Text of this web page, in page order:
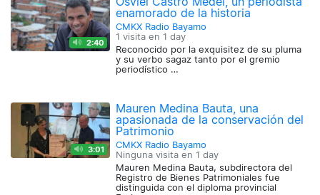
2:40
enamorado de la historia
CMKX Radio Bayamo
1 visita en 1 day
Reconocido por la exquisitez de su pluma
y su verbo sagaz tanto por el gremio
periodístico …
3:01
Mauren Medina Bauta, una
apasionada de la conservación del
Patrimonio
CMKX Radio Bayamo
Ninguna visita en 1 day
Mauren Medina Bauta, subdirectora del
Registro de Bienes Patrimoniales fue
distinguida con el diploma provincial